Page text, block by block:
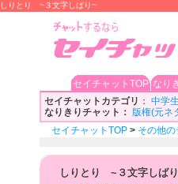
しりとり ~３文字しばり~
セイチャットTOP なり
セイチャットカテゴリ ： 中学
なりきりチャット： 版権(元ネ
セイチャットTOP > その他の
しりとり ~３文字しば